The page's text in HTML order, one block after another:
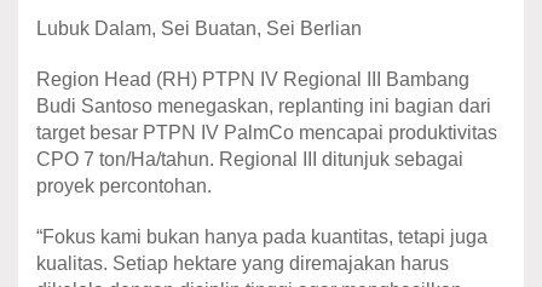
Lubuk Dalam, Sei Buatan, Sei Berlian
Region Head (RH) PTPN IV Regional III Bambang
Budi Santoso menegaskan, replanting ini bagian dari
target besar PTPN IV PalmCo mencapai produktivitas
CPO 7 ton/Ha/tahun. Regional III ditunjuk sebagai
proyek percontohan.
“Fokus kami bukan hanya pada kuantitas, tetapi juga
kualitas. Setiap hektare yang diremajakan harus